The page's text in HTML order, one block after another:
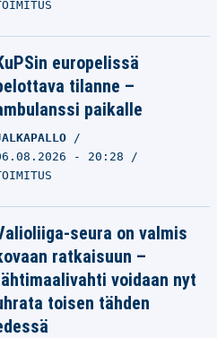
europelissä
tilanne –
paikalle
- 20:28
seura on valmis
ratkaisuun –
voidaan nyt
toisen tähden